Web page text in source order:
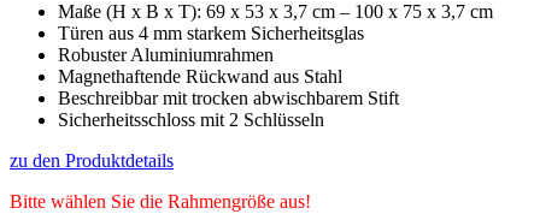
Maße (H x B x T): 69 x 53 x 3,7 cm – 100 x 75 x 3,7 cm
Türen aus 4 mm starkem Sicherheitsglas
Robuster Aluminiumrahmen
Magnethaftende Rückwand aus Stahl
Beschreibbar mit trocken abwischbarem Stift
Sicherheitsschloss mit 2 Schlüsseln
zu den Produktdetails
Bitte wählen Sie die Rahmengröße aus!